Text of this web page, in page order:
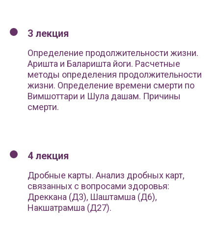
3 лекция
Определение продолжительности жизни.
Аришта и Баларишта йоги. Расчетные
методы определения продолжительности
жизни. Определение времени смерти по
Вимшоттари и Шула дашам. Причины
смерти.
4 лекция
Дробные карты. Анализ дробных карт,
связанных с вопросами здоровья:
Дреккана (Д3), Шаштамша (Д6),
Накшатрамша (Д27).